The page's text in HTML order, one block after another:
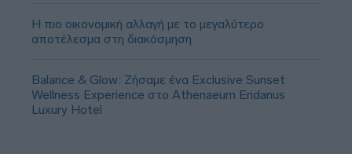
Η πιο οικονομική αλλαγή με το μεγαλύτερο
αποτέλεσμα στη διακόσμηση
Balance & Glow: Ζήσαμε ένα Exclusive Sunset
Wellness Experience στο Athenaeum Eridanus
Luxury Hotel